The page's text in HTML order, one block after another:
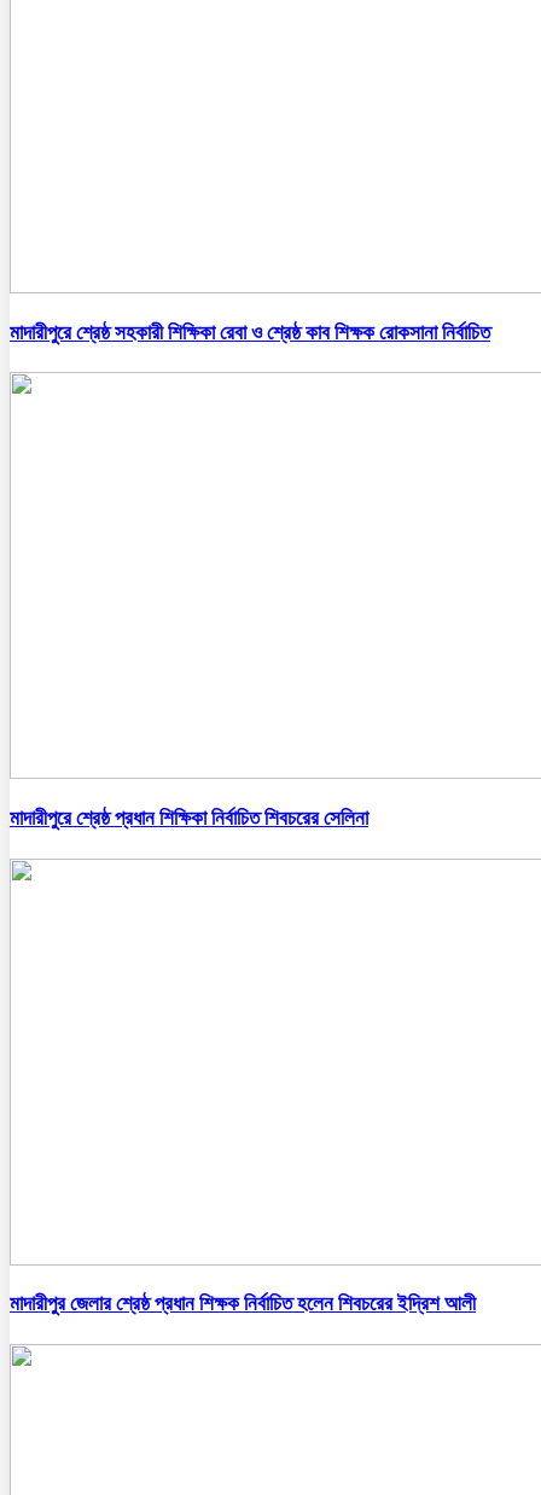
মাদারীপুরে শ্রেষ্ঠ সহকারী শিক্ষিকা রেবা ও শ্রেষ্ঠ কাব শিক্ষক রোকসানা নির্বাচিত
মাদারীপুরে শ্রেষ্ঠ প্রধান শিক্ষিকা নির্বাচিত শিবচরের সেলিনা
মাদারীপুর জেলার শ্রেষ্ঠ প্রধান শিক্ষক নির্বাচিত হলেন শিবচরের ইদ্রিশ আলী